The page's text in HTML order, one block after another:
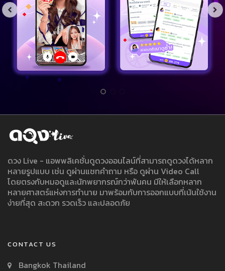
ดวง Live - แอพพลิเคชั่นดูดวงออนไลน์ที่สามารถดูดวงได้หลาก
หลายรูปแบบ เช่น ดูผ่านแชทคำถาม หรือ ดูผ่าน Video Call
โดยตรงกับหมอดูและนักพยากรณ์กว่าพันคน มีให้เลือกหลาก
หลายศาสตร์แห่งการทำนาย มาพร้อมกับการออกแบบที่เน้นใช้งาน
ง่ายที่สุด สะดวก รวดเร็ว และปลอดภัย
CONTACT US
Bangkok Thailand